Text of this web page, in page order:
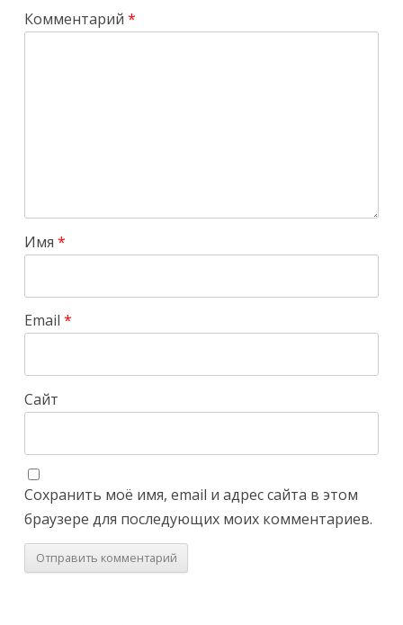
Комментарий*
Имя*
Email*
Сайт
Сохранить моё имя, email и адрес сайта в этом
браузере для последующих моих комментариев.